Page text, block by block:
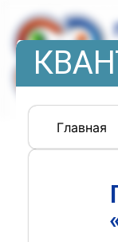
Главная